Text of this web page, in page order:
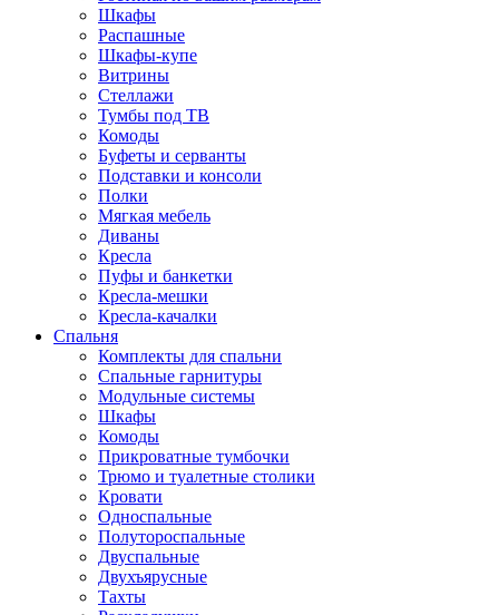
Шкафы
Распашные
Шкафы-купе
Витрины
Стеллажи
Тумбы под ТВ
Комоды
Буфеты и серванты
Подставки и консоли
Полки
Мягкая мебель
Диваны
Кресла
Пуфы и банкетки
Кресла-мешки
Кресла-качалки
Спальня
Комплекты для спальни
Спальные гарнитуры
Модульные системы
Шкафы
Комоды
Прикроватные тумбочки
Трюмо и туалетные столики
Кровати
Односпальные
Полутороспальные
Двуспальные
Двухъярусные
Тахты